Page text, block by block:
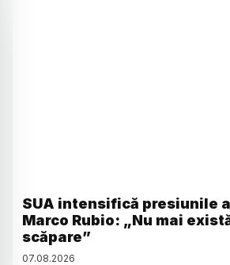
SUA intensifică presiunile
Marco Rubio: „Nu mai
scăpare”
07.08.2026